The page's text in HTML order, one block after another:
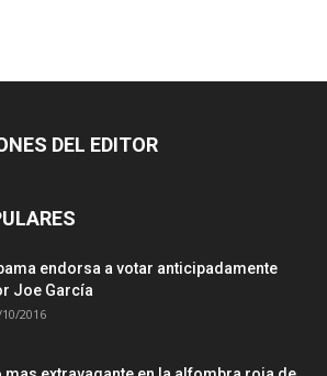
DEL EDITOR
endorsa a votar anticipadamente
Joe García
2016